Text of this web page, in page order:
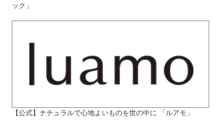
ック」
【公式】ナチュラルで心地よいものを世の中に 「ルアモ」